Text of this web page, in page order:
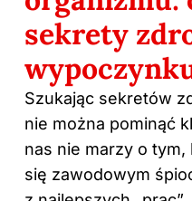
sekrety
Szukając sekretów
nie można pominąć
nas nie marzy o
się zawodowym